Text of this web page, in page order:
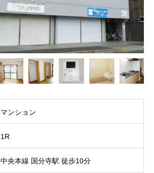
マンション
1R
中央本線 国分寺駅 徒歩10分